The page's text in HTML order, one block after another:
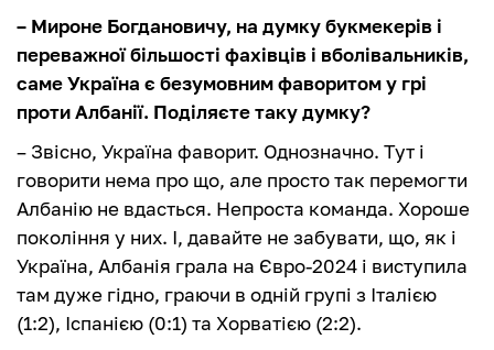
– Мироне Богдановичу, на думку букмекерів і
переважної більшості фахівців і вболівальників,
саме Україна є безумовним фаворитом у грі
проти Албанії. Поділяєте таку думку?
– Звісно, Україна фаворит. Однозначно. Тут і
говорити нема про що, але просто так перемогти
Албанію не вдасться. Непроста команда. Хороше
покоління у них. І, давайте не забувати, що, як і
Україна, Албанія грала на Євро-2024 і виступила
там дуже гідно, граючи в одній групі з Італією
(1:2), Іспанією (0:1) та Хорватією (2:2).